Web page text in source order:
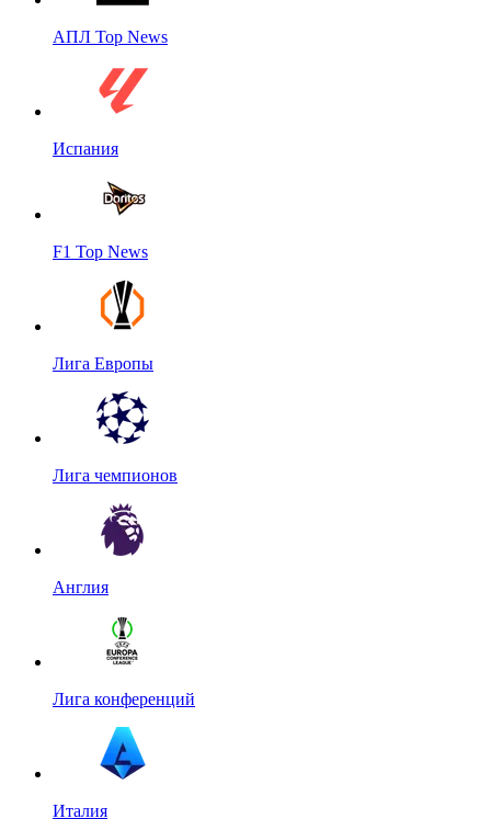
АПЛ Top News
Испания
F1 Top News
Лига Европы
Лига чемпионов
Англия
Лига конференций
Италия